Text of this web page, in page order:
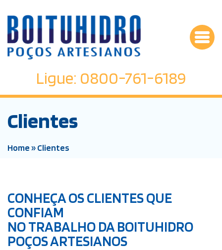
Ligue: 0800-761-6189
Clientes
Home»Clientes
CONHEÇA OS CLIENTES QUE
CONFIAM
NO TRABALHO DA BOITUHIDRO
POÇOS ARTESIANOS